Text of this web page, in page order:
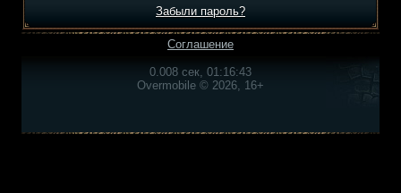
Забыли пароль?
Соглашение
0.008 сек, 01:16:43
Overmobile © 2026, 16+